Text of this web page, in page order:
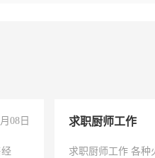
08日 求职厨师工作
求职厨师工作 各种